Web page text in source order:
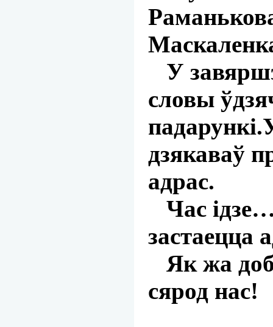
У
словы
дзякаваў
адрас.
Час
застаецца
Як жа
сярод нас!